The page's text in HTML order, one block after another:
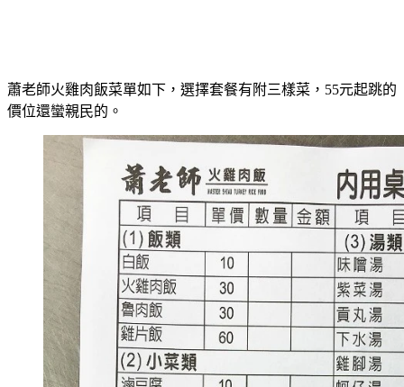
蕭老師火雞肉飯菜單如下，選擇套餐有附三樣菜，55元起跳的
價位還蠻親民的。